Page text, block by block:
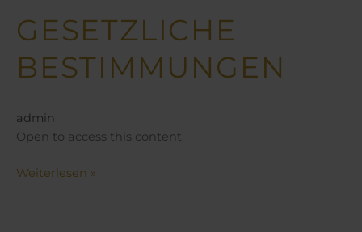
GESETZLICHE
BESTIMMUNGEN
admin
Open to access this content
Gesetzliche
Bestimmungen
Weiterlesen »